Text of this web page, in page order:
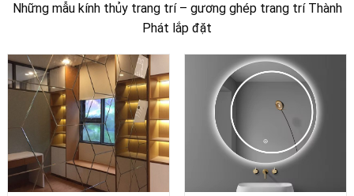
Những mẫu kính thủy trang trí – gương ghép trang trí Thành
Phát lắp đặt